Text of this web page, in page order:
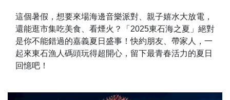
這個暑假，想要來場海邊音樂派對、親子嬉水大放電，
還能逛市集吃美食、看煙火？「2025東石海之夏」絕對
是你不能錯過的嘉義夏日盛事！快約朋友、帶家人，一
起來東石漁人碼頭玩得超開心，留下最青春活力的夏日
回憶吧！